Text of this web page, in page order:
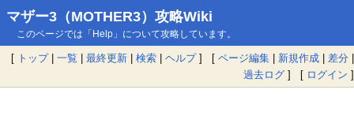
マザー3（MOTHER3）攻略Wiki
このページでは「Help」について攻略しています。
[ トップ| 一覧 | 最終更新 | 検索 | ヘルプ] [ ページ編集 | 新規作成 | 差分 |
過去ログ ] [ ログイン ]